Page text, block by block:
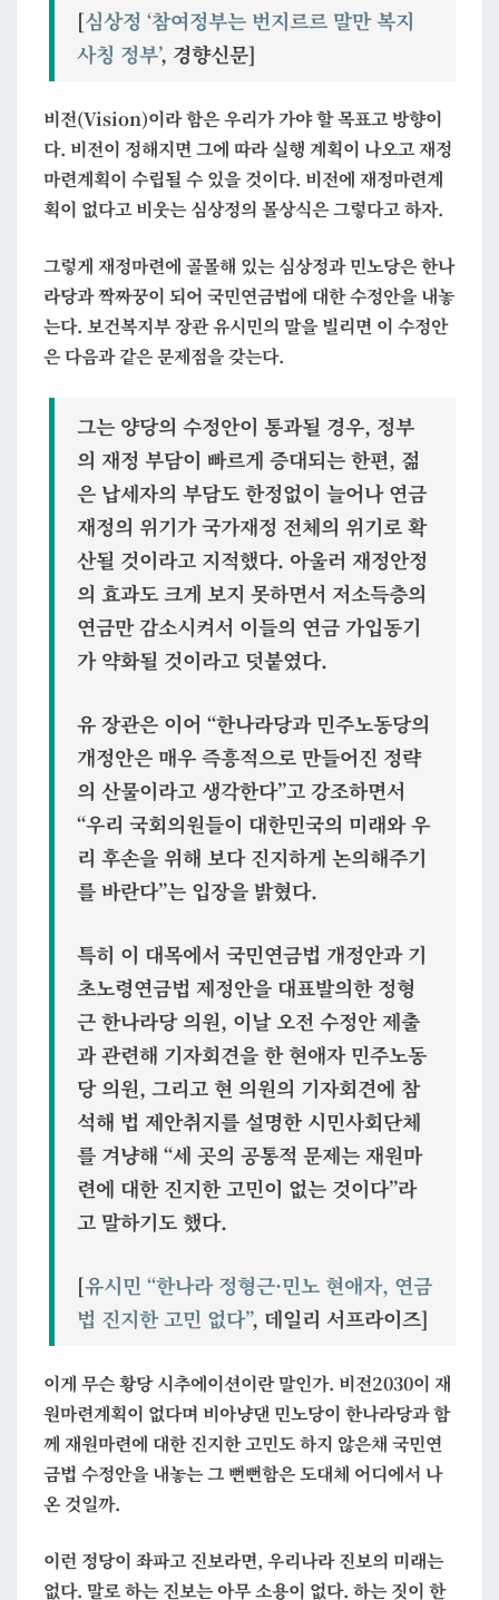
[심상정 ‘참여정부는 번지르르 말만 복지
사칭 정부’, 경향신문]
비전(Vision)이라 함은 우리가 가야 할 목표고 방향이
다. 비전이 정해지면 그에 따라 실행 계획이 나오고 재정
마련계획이 수립될 수 있을 것이다. 비전에 재정마련계
획이 없다고 비웃는 심상정의 몰상식은 그렇다고 하자.
그렇게 재정마련에 골몰해 있는 심상정과 민노당은 한나
라당과 짝짜꿍이 되어 국민연금법에 대한 수정안을 내놓
는다. 보건복지부 장관 유시민의 말을 빌리면 이 수정안
은 다음과 같은 문제점을 갖는다.
그는 양당의 수정안이 통과될 경우, 정부
의 재정 부담이 빠르게 증대되는 한편, 젊
은 납세자의 부담도 한정없이 늘어나 연금
재정의 위기가 국가재정 전체의 위기로 확
산될 것이라고 지적했다. 아울러 재정안정
의 효과도 크게 보지 못하면서 저소득층의
연금만 감소시켜서 이들의 연금 가입동기
가 약화될 것이라고 덧붙였다.
유 장관은 이어 “한나라당과 민주노동당의
개정안은 매우 즉흥적으로 만들어진 정략
의 산물이라고 생각한다”고 강조하면서
“우리 국회의원들이 대한민국의 미래와 우
리 후손을 위해 보다 진지하게 논의해주기
를 바란다”는 입장을 밝혔다.
특히 이 대목에서 국민연금법 개정안과 기
초노령연금법 제정안을 대표발의한 정형
근 한나라당 의원, 이날 오전 수정안 제출
과 관련해 기자회견을 한 현애자 민주노동
당 의원, 그리고 현 의원의 기자회견에 참
석해 법 제안취지를 설명한 시민사회단체
를 겨냥해“세 곳의 공통적 문제는 재원마
련에 대한 진지한 고민이 없는 것이다”라
고 말하기도 했다.
[유시민 “한나라 정형근·민노 현애자, 연금
법 진지한 고민 없다”, 데일리 서프라이즈]
이게 무슨 황당 시추에이션이란 말인가. 비전2030이 재
원마련계획이 없다며 비아냥댄 민노당이 한나라당과 함
께 재원마련에 대한 진지한 고민도 하지 않은채 국민연
금법 수정안을 내놓는 그 뻔뻔함은 도대체 어디에서 나
온 것일까.
이런 정당이 좌파고 진보라면, 우리나라 진보의 미래는
없다. 말로 하는 진보는 아무 소용이 없다. 하는 짓이 한